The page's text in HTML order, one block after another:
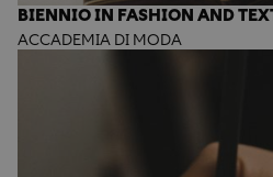
BIENNIO IN FASHION AND
ACCADEMIA DI MODA